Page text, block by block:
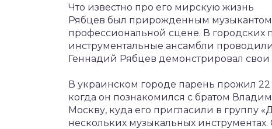
Что известно про его мирскую жизнь
Рябцев был прирожденным музыкантом.
профессиональной сцене. В городских
инструментальные ансамбли
Геннадий Рябцев демонстрировал
В украинском городе парень прожил 22
когда он познакомился с братом
Москву, куда его пригласили в группу
нескольких музыкальных